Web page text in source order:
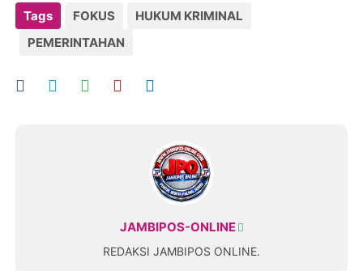
Tags FOKUS
HUKUM KRIMINAL
PEMERINTAHAN
JAMBIPOS-ONLINE
REDAKSI JAMBIPOS ONLINE.